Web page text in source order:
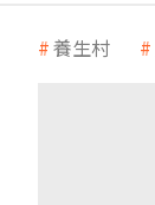
養生村